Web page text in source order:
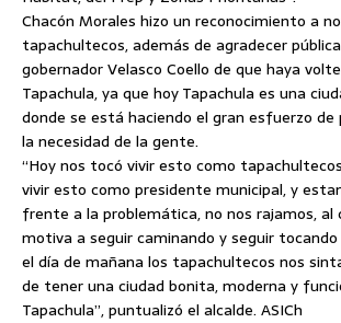
Chacón Morales hizo un reconocimiento a
tapachultecos, además de agradecer
gobernador Velasco Coello de que haya
Tapachula, ya que hoy Tapachula es una
donde se está haciendo el gran esfuerzo de
la necesidad de la gente.
“Hoy nos tocó vivir esto como
vivir esto como presidente municipal, y
frente a la problemática, no nos rajamos, al
motiva a seguir caminando y seguir
el día de mañana los tapachultecos nos
de tener una ciudad bonita, moderna y
Tapachula”, puntualizó el alcalde. ASICh